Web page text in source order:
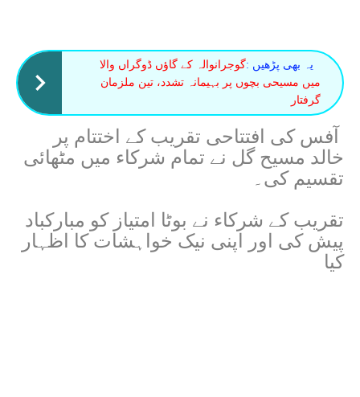
یہ بھی پڑھیں :گوجرانوالہ کے گاؤں ڈوگراں والا
میں مسیحی بچوں پر بہیمانہ تشدد، تین ملزمان
گرفتار
آفس کی افتتاحی تقریب کے اختتام پر
خالد مسیح گل نے تمام شرکاء میں مٹھائی
تقسیم کی۔
تقریب کے شرکاء نے بوٹا امتیاز کو مبارکباد
پیش کی اور اپنی نیک خواہشات کا اظہار
کیا